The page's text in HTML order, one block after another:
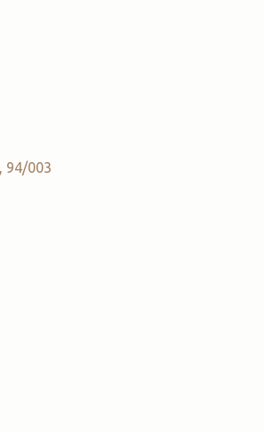
94/003